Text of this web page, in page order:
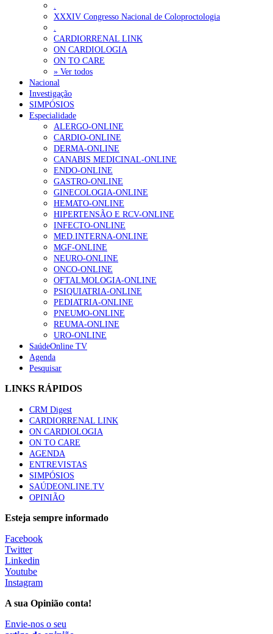
XXXIV Congresso Nacional de Coloproctologia
CARDIORRENAL LINK
ON CARDIOLOGIA
ON TO CARE
» Ver todos
Nacional
Investigação
SIMPÓSIOS
Especialidade
ALERGO-ONLINE
CARDIO-ONLINE
DERMA-ONLINE
CANABIS MEDICINAL-ONLINE
ENDO-ONLINE
GASTRO-ONLINE
GINECOLOGIA-ONLINE
HEMATO-ONLINE
HIPERTENSÃO E RCV-ONLINE
INFECTO-ONLINE
MED.INTERNA-ONLINE
MGF-ONLINE
NEURO-ONLINE
ONCO-ONLINE
OFTALMOLOGIA-ONLINE
PSIQUIATRIA-ONLINE
PEDIATRIA-ONLINE
PNEUMO-ONLINE
REUMA-ONLINE
URO-ONLINE
SaúdeOnline TV
Agenda
Pesquisar
LINKS RÁPIDOS
CRM Digest
CARDIORRENAL LINK
ON CARDIOLOGIA
ON TO CARE
AGENDA
ENTREVISTAS
SIMPÓSIOS
SAÚDEONLINE.TV
OPINIÃO
Esteja sempre informado
Facebook
Twitter
Linkedin
Youtube
Instagram
A sua Opinião conta!
Envie-nos o seu